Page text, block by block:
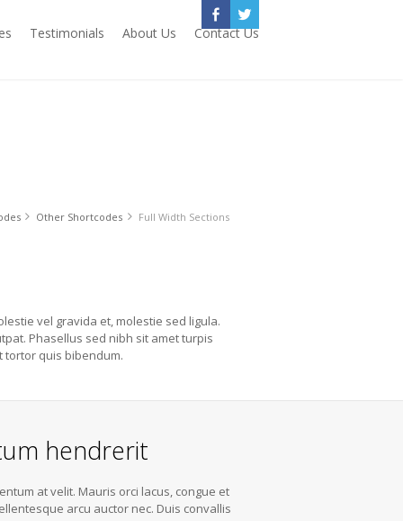
Testimonials About Us Contact Us
Other Shortcodes Full Width Sections
vel gravida et, molestie sed ligula.
Phasellus sed nibh sit amet turpis
tortor quis bibendum.
hendrerit
at velit. Mauris orci lacus, congue et
arcu auctor nec. Duis convallis